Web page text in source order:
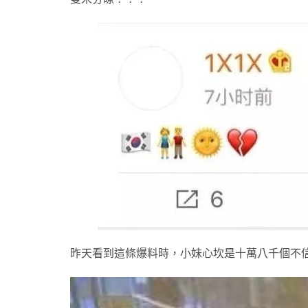
昨天看到這條爆料時，小妹心坎是十萬八千個不